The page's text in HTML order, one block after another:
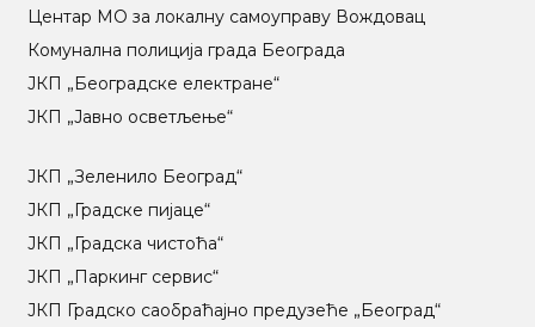
Центар МO за локалну самоуправу Вождовац
Комунална полиција града Београда
ЈКП „Београдске електране“
ЈКП „Јавно осветљење“
ЈКП „Зеленило Београд“
ЈКП „Градске пијаце“
ЈКП „Градска чистоћа“
ЈКП „Паркинг сервис“
ЈКП Градско саобраћајно предузеће „Београд“